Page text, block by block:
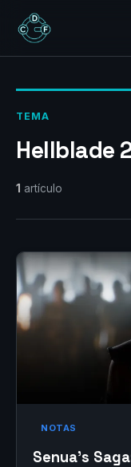
REVIEWS
TEMA
Hellblade
1 artículo
NOTAS
Senua’s